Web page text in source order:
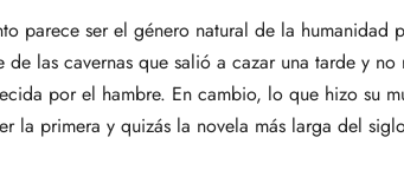
parece ser el género natural de la
de las cavernas que salió a cazar una tarde y
por el hambre. En cambio, lo que hizo su
la primera y quizás la novela más larga del